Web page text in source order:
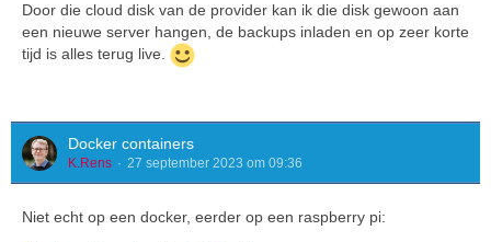
Door die cloud disk van de provider kan ik die disk gewoon aan
een nieuwe server hangen, de backups inladen en op zeer korte
tijd is alles terug live.
Docker containers
K.Rens 27 september 2023 om 09:36
Niet echt op een docker, eerder op een raspberry pi: